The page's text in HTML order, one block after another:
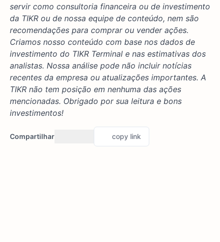
servir como consultoria financeira ou de investimento
da TIKR ou de nossa equipe de conteúdo, nem são
recomendações para comprar ou vender ações.
Criamos nosso conteúdo com base nos dados de
investimento do TIKR Terminal e nas estimativas dos
analistas. Nossa análise pode não incluir notícias
recentes da empresa ou atualizações importantes. A
TIKR não tem posição em nenhuma das ações
mencionadas. Obrigado por sua leitura e bons
investimentos!
Compartilhar copy link